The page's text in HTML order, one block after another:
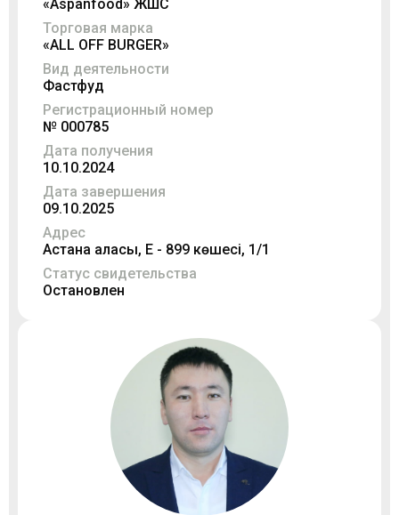
«Aspanfood» ЖШС
Торговая марка
«ALL OFF BURGER»
Вид деятельности
Фастфуд
Регистрационный номер
№ 000785
Дата получения
10.10.2024
Дата завершения
09.10.2025
Адрес
Астана қаласы, Е - 899 көшесі, 1/1
Статус свидетельства
Остановлен